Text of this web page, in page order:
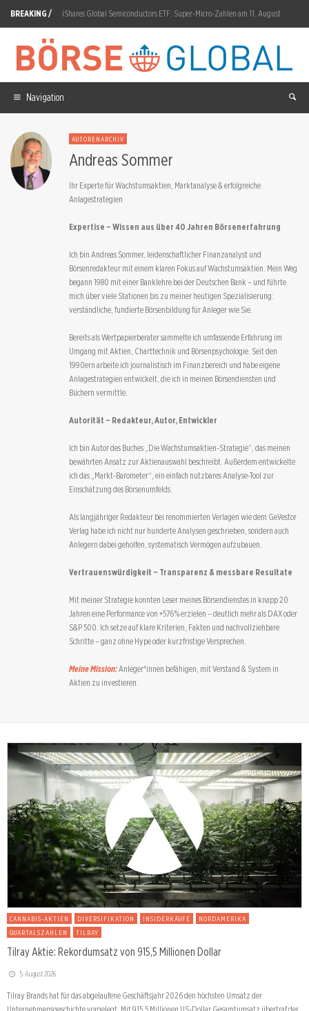
BREAKING / iShares Global Semiconductors ETF: Super-Micro-Zahlen am 11. August
SoftBank: 1,3 Billionen Yen Intel-Windfall
Amrize Aktie: 8,38 Prozent Absturz nach Gewinn-Miss
Lindt & Sprüngli Aktie: 7,5 Prozent weniger Volumen
Solana: 1 Milliarde Transaktionen in einer Woche
Axa Aktie: Strategieplan für 2027 bis 2029
VanEck Dividend Leaders: Allianz operativer Gewinn +10,6 Prozent
Navigation
AUTORENARCHIV
Andreas Sommer
Ihr Experte für Wachstumsaktien, Marktanalyse & erfolgreiche
Anlagestrategien
Expertise – Wissen aus über 40 Jahren Börsenerfahrung
Ich bin Andreas Sommer, leidenschaftlicher Finanzanalyst und
Börsenredakteur mit einem klaren Fokus auf Wachstumsaktien. Mein Weg
begann 1980 mit einer Banklehre bei der Deutschen Bank – und führte
mich über viele Stationen bis zu meiner heutigen Spezialisierung:
verständliche, fundierte Börsenbildung für Anleger wie Sie.
Bereits als Wertpapierberater sammelte ich umfassende Erfahrung im
Umgang mit Aktien, Charttechnik und Börsenpsychologie. Seit den
1990ern arbeite ich journalistisch im Finanzbereich und habe eigene
Anlagestrategien entwickelt, die ich in meinen Börsendiensten und
Büchern vermittle.
Autorität – Redakteur, Autor, Entwickler
Ich bin Autor des Buches „Die Wachstumsaktien-Strategie“, das meinen
bewährten Ansatz zur Aktienauswahl beschreibt. Außerdem entwickelte
ich das „Markt-Barometer“, ein einfach nutzbares Analyse-Tool zur
Einschätzung des Börsenumfelds.
Als langjähriger Redakteur bei renommierten Verlagen wie dem GeVestor
Verlag habe ich nicht nur hunderte Analysen geschrieben, sondern auch
Anlegern dabei geholfen, systematisch Vermögen aufzubauen.
Vertrauenswürdigkeit – Transparenz & messbare Resultate
Mit meiner Strategie konnten Leser meines Börsendienstes in knapp 20
Jahren eine Performance von +576 % erzielen – deutlich mehr als DAX oder
S&P 500. Ich setze auf klare Kriterien, Fakten und nachvollziehbare
Schritte – ganz ohne Hype oder kurzfristige Versprechen.
Meine Mission:Anleger*innen befähigen, mit Verstand & System in
Aktien zu investieren.
CANNABIS-AKTIEN DIVERSIFIKATION INSIDERKÄUFE
NORDAMERIKA
QUARTALSZAHLEN
TILRAY
Tilray Aktie: Rekordumsatz von 915,5 Millionen Dollar
5. August 2026
Tilray Brands hat für das abgelaufene Geschäftsjahr 2026 den höchsten Umsatz der